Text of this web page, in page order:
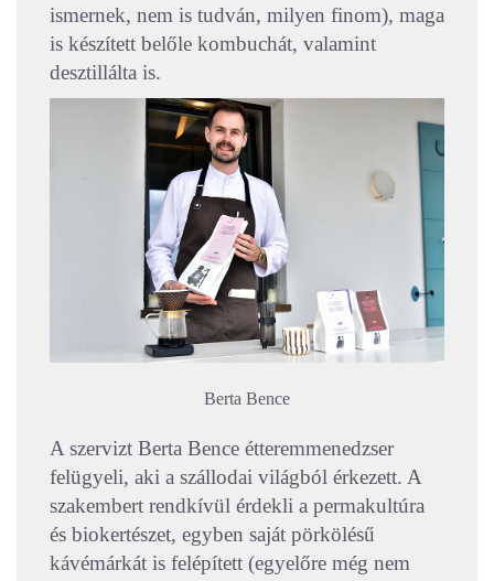
ismernek, nem is tudván, milyen finom), maga
is készített belőle kombuchát, valamint
desztillálta is.
Berta Bence
A szervizt Berta Bence étteremmenedzser
felügyeli, aki a szállodai világból érkezett. A
szakembert rendkívül érdekli a permakultúra
és biokertészet, egyben saját pörkölésű
kávémárkát is felépített (egyelőre még nem